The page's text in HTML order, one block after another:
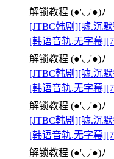
解锁教程 (●'◡'●)ﾉ
[JTBC韩剧][嘘.沉
[韩语音轨.无字幕
解锁教程 (●'◡'●)ﾉ
[JTBC韩剧][嘘.沉
[韩语音轨.无字幕
解锁教程 (●'◡'●)ﾉ
[JTBC韩剧][嘘.沉
[韩语音轨.无字幕
解锁教程 (●'◡'●)ﾉ